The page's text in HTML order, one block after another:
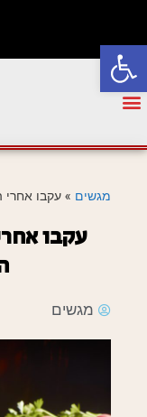
פתח סרגל נגישות
מגשים » עקבו אחרי
עקבו
מגשים